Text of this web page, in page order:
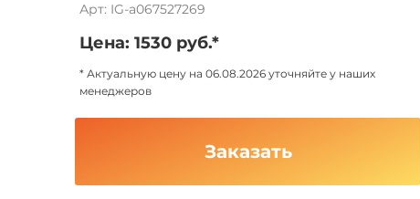
Арт: IG-a067527269
Цена: 1530 руб.*
* Актуальную цену на 06.08.2026 уточняйте у наших
менеджеров
Заказать